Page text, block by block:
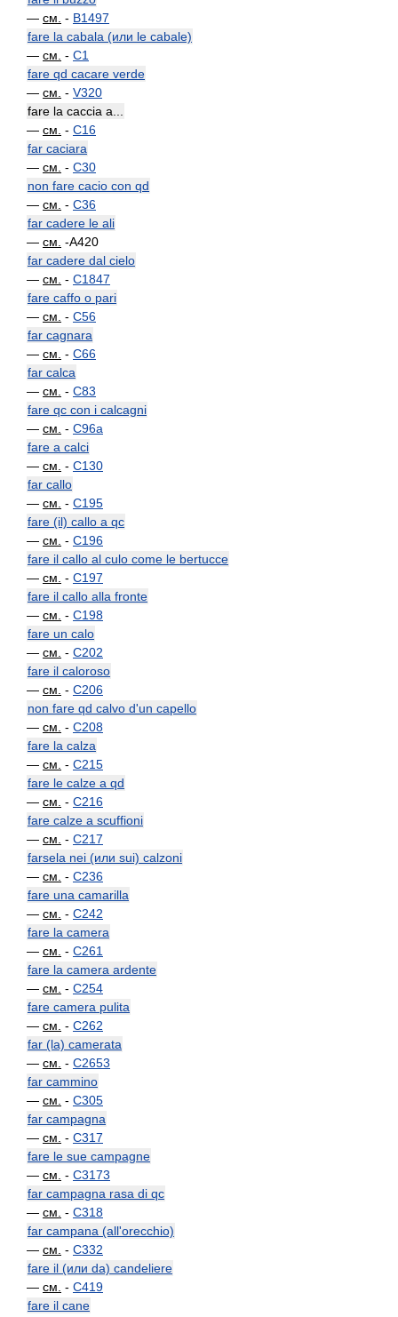
— см. - B1497
fare la cabala (или le cabale)
— см. - C1
fare qd cacare verde
— см. - V320
fare la caccia a...
— см. - C16
far caciara
— см. - C30
non fare cacio con qd
— см. - C36
far cadere le ali
— см. -A420
far cadere dal cielo
— см. - C1847
fare caffo o pari
— см. - C56
far cagnara
— см. - C66
far calca
— см. - C83
fare qc con i calcagni
— см. - C96a
fare a calci
— см. - C130
far callo
— см. - C195
fare (il) callo a qc
— см. - C196
fare il callo al culo come le bertucce
— см. - C197
fare il callo alla fronte
— см. - C198
fare un calo
— см. - C202
fare il caloroso
— см. - C206
non fare qd calvo d'un capello
— см. - C208
fare la calza
— см. - C215
fare le calze a qd
— см. - C216
fare calze a scuffioni
— см. - C217
farsela nei (или sui) calzoni
— см. - C236
fare una camarilla
— см. - C242
fare la camera
— см. - C261
fare la camera ardente
— см. - C254
fare camera pulita
— см. - C262
far (la) camerata
— см. - C2653
far cammino
— см. - C305
far campagna
— см. - C317
fare le sue campagne
— см. - C3173
far campagna rasa di qc
— см. - C318
far campana (all'orecchio)
— см. - C332
fare il (или da) candeliere
— см. - C419
fare il cane